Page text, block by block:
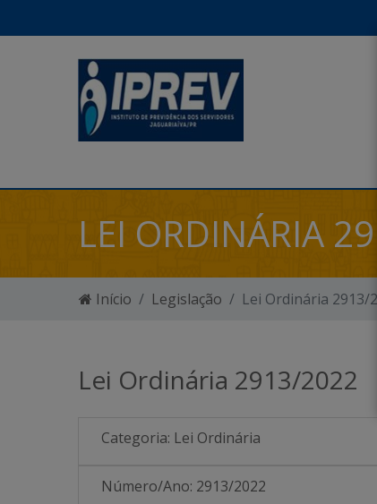
LEI ORDINÁRIA
Início Legislação Lei Ordinária 2913/
Lei Ordinária 2913/2022
Categoria: Lei Ordinária
Número/Ano: 2913/2022